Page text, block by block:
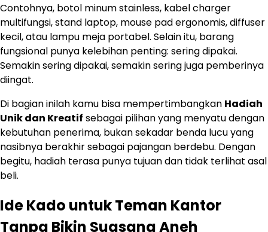
Contohnya, botol minum stainless, kabel charger
multifungsi, stand laptop, mouse pad ergonomis, diffuser
kecil, atau lampu meja portabel. Selain itu, barang
fungsional punya kelebihan penting: sering dipakai.
Semakin sering dipakai, semakin sering juga pemberinya
diingat.
Di bagian inilah kamu bisa mempertimbangkan Hadiah
Unik dan Kreatif sebagai pilihan yang menyatu dengan
kebutuhan penerima, bukan sekadar benda lucu yang
nasibnya berakhir sebagai pajangan berdebu. Dengan
begitu, hadiah terasa punya tujuan dan tidak terlihat asal
beli.
Ide Kado untuk Teman Kantor
Tanpa Bikin Suasana Aneh